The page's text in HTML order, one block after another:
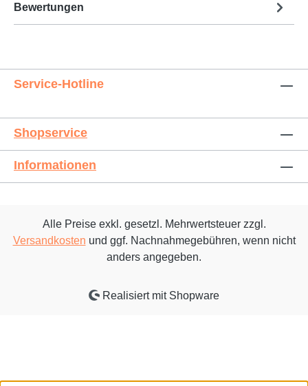
Bewertungen
Service-Hotline
Shopservice
Informationen
Alle Preise exkl. gesetzl. Mehrwertsteuer zzgl.
Versandkosten und ggf. Nachnahmegebühren, wenn nicht
anders angegeben.
Realisiert mit Shopware